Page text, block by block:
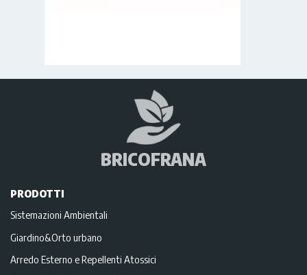
BRICOFRANA
PRODOTTI
Sistemazioni Ambientali
Giardino&Orto urbano
Arredo Esterno e Repellenti Atossici